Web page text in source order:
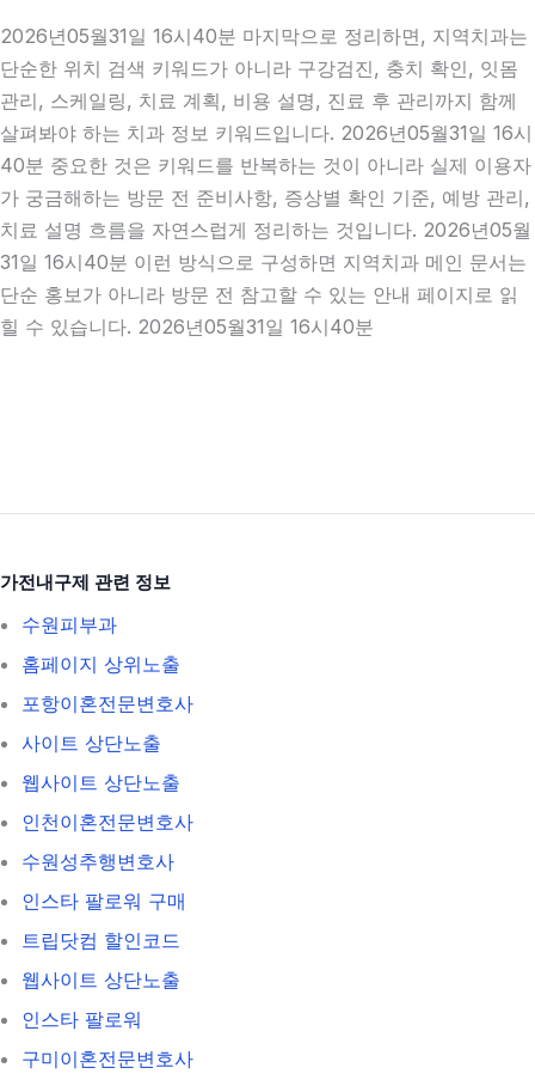
2026년05월31일 16시40분 마지막으로 정리하면, 지역치과는
단순한 위치 검색 키워드가 아니라 구강검진, 충치 확인, 잇몸
관리, 스케일링, 치료 계획, 비용 설명, 진료 후 관리까지 함께
살펴봐야 하는 치과 정보 키워드입니다. 2026년05월31일 16시
40분 중요한 것은 키워드를 반복하는 것이 아니라 실제 이용자
가 궁금해하는 방문 전 준비사항, 증상별 확인 기준, 예방 관리,
치료 설명 흐름을 자연스럽게 정리하는 것입니다. 2026년05월
31일 16시40분 이런 방식으로 구성하면 지역치과 메인 문서는
단순 홍보가 아니라 방문 전 참고할 수 있는 안내 페이지로 읽
힐 수 있습니다. 2026년05월31일 16시40분
가전내구제 관련 정보
수원피부과
홈페이지 상위노출
포항이혼전문변호사
사이트 상단노출
웹사이트 상단노출
인천이혼전문변호사
수원성추행변호사
인스타 팔로워 구매
트립닷컴 할인코드
웹사이트 상단노출
인스타 팔로워
구미이혼전문변호사